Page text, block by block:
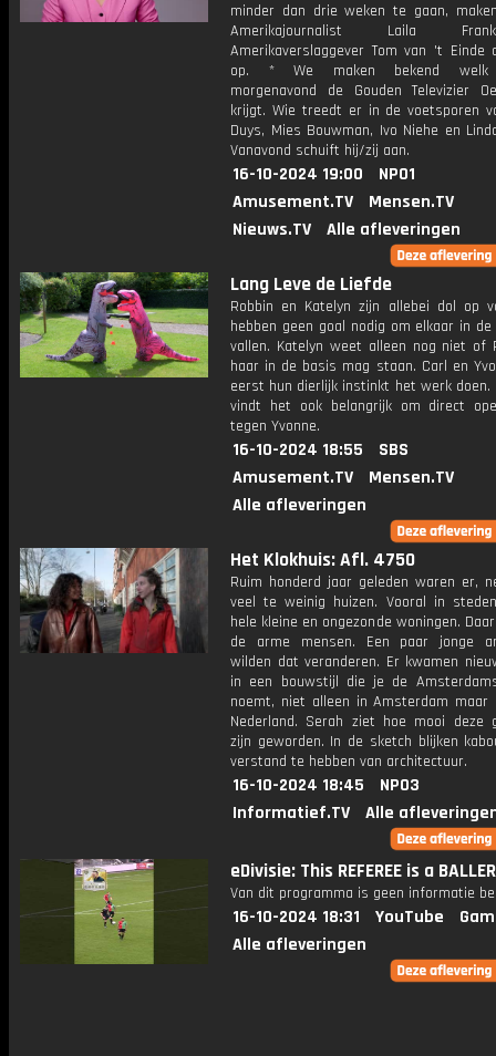
minder dan drie weken te gaan,
Amerikajournalist Laila
Amerikaverslaggever Tom van 't Einde
op. * We maken bekend welk
morgenavond de Gouden Televizier
krijgt. Wie treedt er in de voetsporen
Duys, Mies Bouwman, Ivo Niehe en
Vanavond schuift hij/zij aan.
16-10-2024 19:00
NPO1
Amusement.TV
Mensen.TV
Nieuws.TV
Alle afleveringen
Lang Leve de Liefde
Robbin en Katelyn zijn allebei dol op
hebben geen goal nodig om elkaar in
vallen. Katelyn weet alleen nog niet of
haar in de basis mag staan. Carl en
eerst hun dierlijk instinkt het werk doen.
vindt het ook belangrijk om direct
tegen Yvonne.
16-10-2024 18:55
SBS
Amusement.TV
Mensen.TV
Alle afleveringen
Het Klokhuis: Afl. 4750
Ruim honderd jaar geleden waren er,
veel te weinig huizen. Vooral in
hele kleine en ongezonde woningen.
de arme mensen. Een paar jonge
wilden dat veranderen. Er kwamen
in een bouwstijl die je de
noemt, niet alleen in Amsterdam maar
Nederland. Serah ziet hoe mooi deze
zijn geworden. In de sketch blijken
verstand te hebben van architectuur.
16-10-2024 18:45
NPO3
Informatief.TV
Alle
eDivisie: This REFEREE is a
Van dit programma is geen informatie
16-10-2024 18:31 YouTube
Alle afleveringen